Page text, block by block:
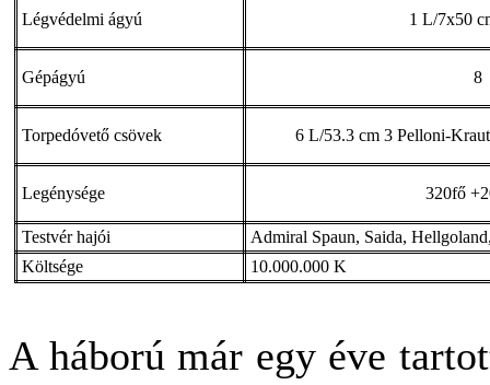
Légvédelmi ágyú 1 L/7x50
Gépágyú 8
Torpedóvető csövek 6 L/53.3 cm 3 Pelloni-
Legénysége 320fő
Testvér hajói
Admiral Spaun, Saida,
Költsége
10.000.000 K
A háború már egy éve